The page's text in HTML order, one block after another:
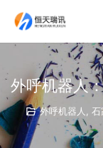
外呼机器人
外呼机器人 石